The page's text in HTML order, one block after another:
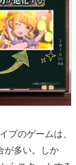
プのゲームは、
が多い。しか